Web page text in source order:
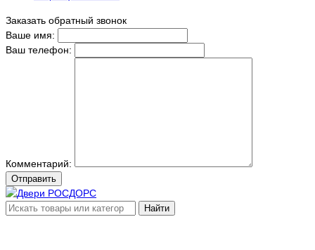
Заказать обратный звонок
Ваше имя:
Ваш телефон:
Комментарий:
Отправить
Найти